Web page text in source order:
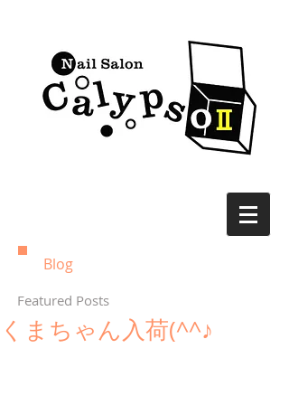
Blog
Featured Posts
くまちゃん入荷(^^♪